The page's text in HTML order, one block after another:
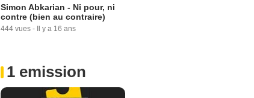
Simon Abkarian - Ni pour, ni
contre (bien au contraire)
444 vues - Il y a 16 ans
1 emission